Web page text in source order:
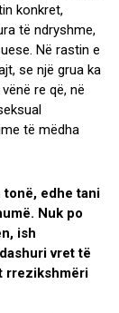
konkret,
të ndryshme,
Në rastin e
se një grua ka
re që, në
të mëdha
tonë, edhe tani
Nuk po
ish
vret të
rrezikshmëri